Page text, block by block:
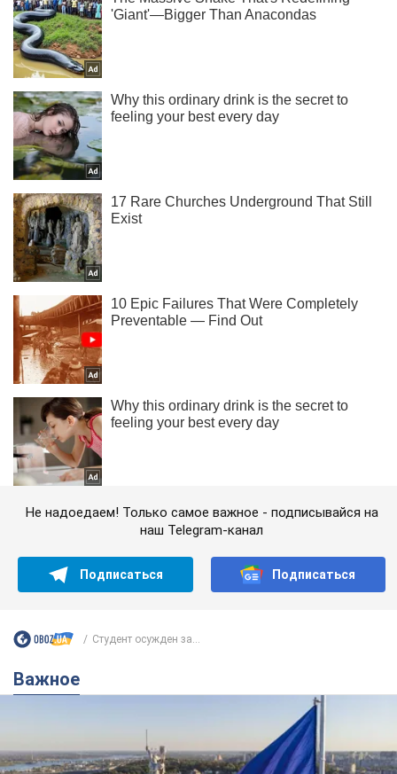
Не надоедаем! Только самое важное - подписывайся на
наш Telegram-канал
Подписаться Подписаться
Студент осужден за...
Важное